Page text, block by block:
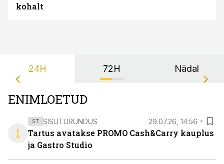
kohalt
24H 72H Nädal
ENIMLOETUD
1
ST SISUTURUNDUS 29.07.26, 14:56
Tartus avatakse PROMO Cash&Carry kauplus
ja Gastro Studio